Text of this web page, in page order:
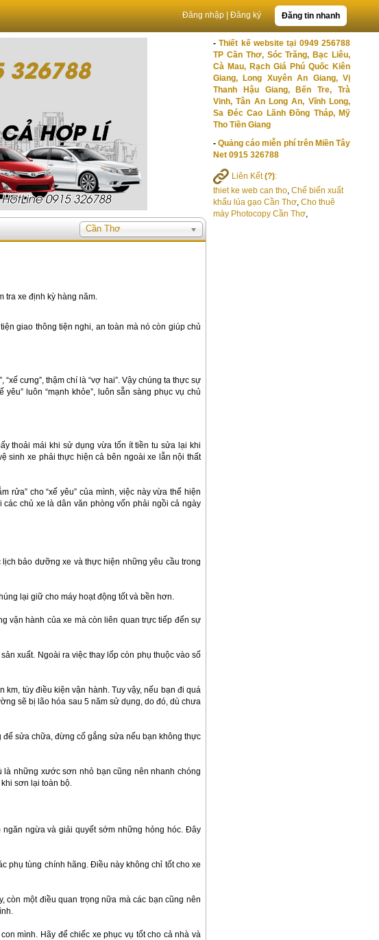
Đăng tin nhanh
Đăng nhập Đăng ký
-Thiết kế website tại 0949 256788
TP Cần Thơ, Sóc Trăng, Bạc Liêu,
Cà Mau, Rạch Giá Phú Quốc Kiên
Giang, Long Xuyên An Giang, Vị
Thanh Hậu Giang, Bến Tre, Trà
Vinh, Tân An Long An, Vĩnh Long,
Sa Đéc Cao Lãnh Đồng Tháp, Mỹ
Tho Tiền Giang
-Quảng cáo miễn phí trên Miền Tây
Net 0915 326788
Liên Kết(?):
thiet ke web can tho, Chế biến xuất
khẩu lúa gạo Cần Thơ, Cho thuê
máy Photocopy Cần Thơ,
Cần Thơ
tra xe định kỳ hàng năm.
giao thông tiện nghi, an toàn mà nó còn giúp chủ
cưng”, thậm chí là “vợ hai”. Vậy chúng ta thực sự
luôn “mạnh khỏe”, luôn sẵn sàng phục vụ chủ
thoải mái khi sử dụng vừa tốn ít tiền tu sửa lại khi
sinh xe phải thực hiện cả bên ngoài xe lẫn nội thất
rửa” cho “xế yêu” của mình, việc này vừa thể hiện
các chủ xe là dân văn phòng vốn phải ngồi cả ngày
bảo dưỡng xe và thực hiện những yêu cầu trong
lại giữ cho máy hoạt động tốt và bền hơn.
vận hành của xe mà còn liên quan trực tiếp đến sự
xuất. Ngoài ra việc thay lốp còn phụ thuộc vào số
tùy điều kiện vận hành. Tuy vậy, nếu bạn đi quá
sẽ bị lão hóa sau 5 năm sử dụng, do đó, dù chưa
sửa chữa, đừng cố gắng sửa nếu bạn không thực
những xước sơn nhỏ bạn cũng nên nhanh chóng
sơn lại toàn bộ.
ngừa và giải quyết sớm những hỏng hóc. Đây
phụ tùng chính hãng. Điều này không chỉ tốt cho xe
còn một điều quan trọng nữa mà các bạn cũng nên
mình. Hãy để chiếc xe phục vụ tốt cho cả nhà và